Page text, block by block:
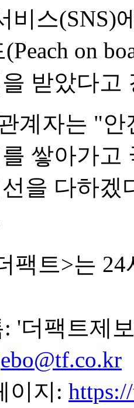
비스(SNS)
on
받았다고
계자는 "
쌓아가고
을 다하겠
팩트>는
: '더팩트제
이지: